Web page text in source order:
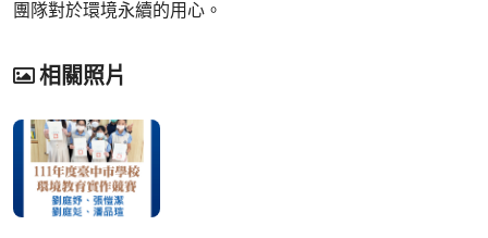
團隊對於環境永續的用心。
相關照片